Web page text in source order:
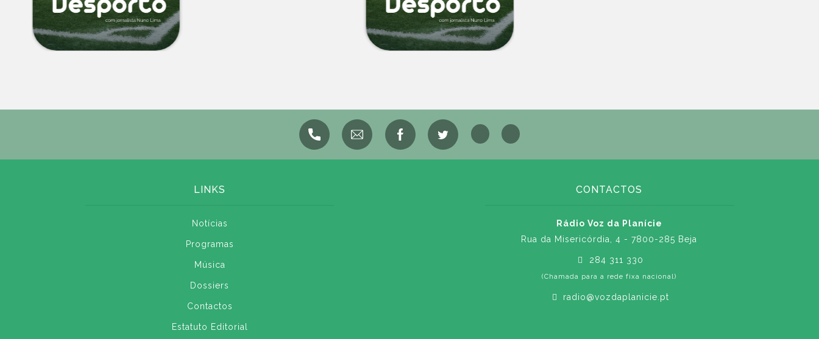
LINKS
Notícias
Programas
Música
Dossiers
Contactos
Estatuto Editorial
CONTACTOS
Rádio Voz da Planície
Rua da Misericórdia, 4 - 7800-285 Beja
284 311 330
(Chamada para a rede fixa nacional)
radio@vozdaplanicie.pt